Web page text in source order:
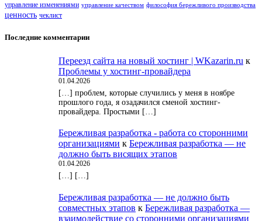
управление изменениями управление качеством философия бережливого производства
ценность чеклист
Последние комментарии
Переезд сайта на новый хостинг | WKazarin.ru к
Проблемы у хостинг-провайдера
01.04.2026
[…] проблем, которые случились у меня в ноябре
прошлого года, я озадачился сменой хостинг-
провайдера. Простыми […]
Бережливая разработка - работа со сторонними
организациями к Бережливая разработка — не
должно быть висящих этапов
01.04.2026
[…] […]
Бережливая разработка — не должно быть
совместных этапов к Бережливая разработка —
взаимодействие со сторонними организациями